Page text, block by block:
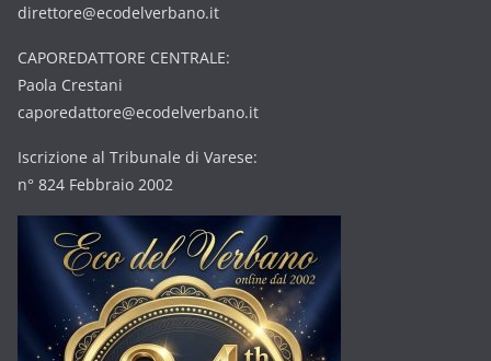
direttore@ecodelverbano.it
CAPOREDATTORE CENTRALE:
Paola Crestani
caporedattore@ecodelverbano.it
Iscrizione al Tribunale di Varese:
n° 824 Febbraio 2002